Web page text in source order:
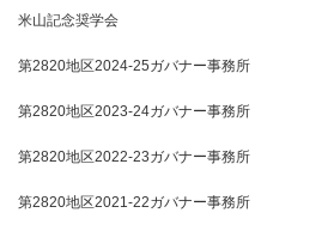
米山記念奨学会
第2820地区2024-25ガバナー事務所
第2820地区2023-24ガバナー事務所
第2820地区2022-23ガバナー事務所
第2820地区2021-22ガバナー事務所